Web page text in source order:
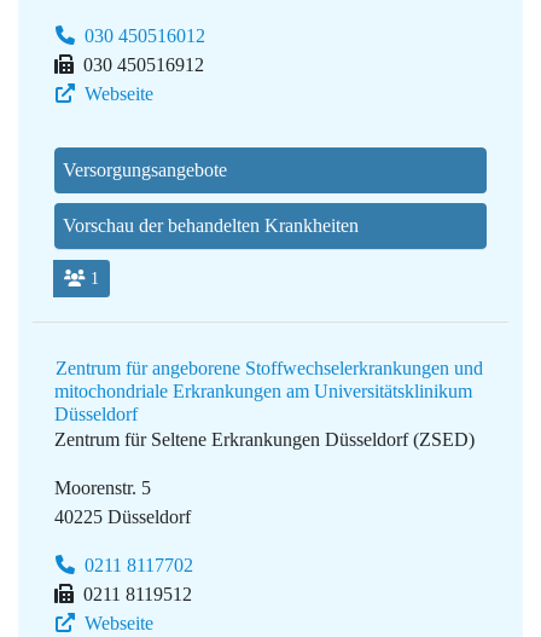
030 450516012
030 450516912
Webseite
Versorgungsangebote
Vorschau der behandelten Krankheiten
1
Zentrum für angeborene Stoffwechselerkrankungen und
mitochondriale Erkrankungen am Universitätsklinikum
Düsseldorf
Zentrum für Seltene Erkrankungen Düsseldorf (ZSED)
Moorenstr. 5
40225 Düsseldorf
0211 8117702
0211 8119512
Webseite